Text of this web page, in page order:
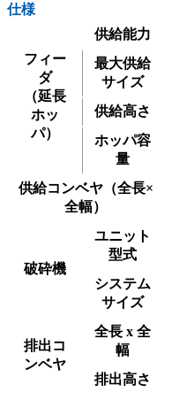
仕様
フィー
ダ
（延長
ホッ
パ）
供給能力
最大供給
サイズ
供給高さ
ホッパ容
量
供給コンベヤ（全長×
全幅）
破砕機
ユニット
型式
システム
サイズ
排出コ
ンベヤ
全長 x 全
幅
排出高さ